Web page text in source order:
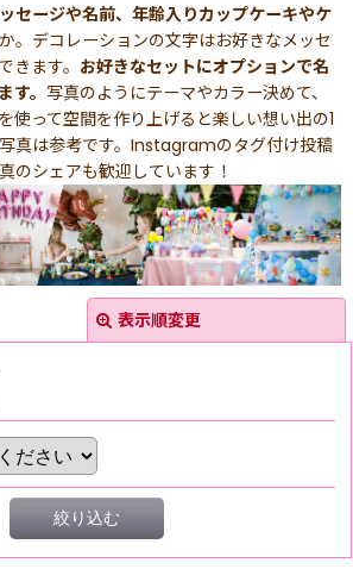
セージや名前、年齢入りカップケーキやケ
。デコレーションの文字はお好きなメッセ
きます。 お好きなセットにオプションで名
す。 写真のようにテーマやカラー決めて、
使って空間を作り上げると楽しい想い出の1
真は参考です。Instagramのタグ付け投稿
のシェアも歓迎しています！
表示順変更
絞り込む